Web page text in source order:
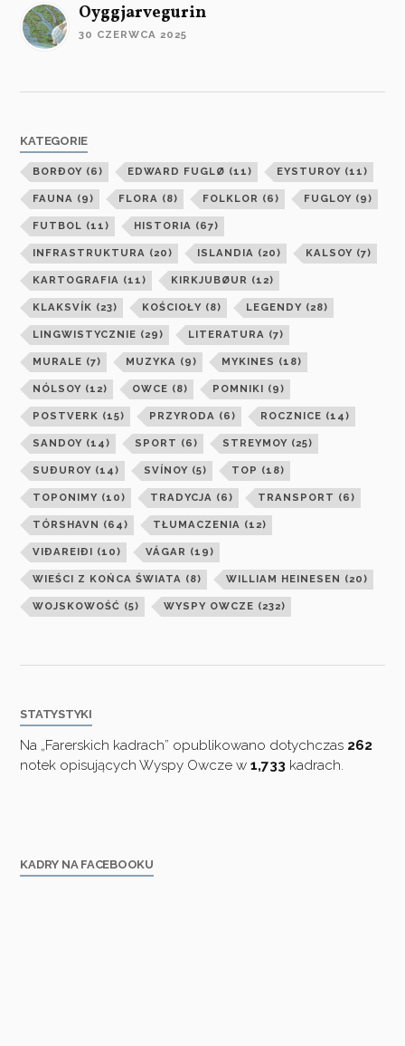
Oyggjarvegurin
30 CZERWCA 2025
KATEGORIE
BORÐOY (6) EDWARD FUGLØ (11) EYSTUROY (11)
FAUNA (9) FLORA (8) FOLKLOR (6) FUGLOY (9)
FUTBOL (11) HISTORIA (67)
INFRASTRUKTURA (20) ISLANDIA (20) KALSOY (7)
KARTOGRAFIA (11) KIRKJUBØUR (12)
KLAKSVÍK (23) KOŚCIOŁY (8) LEGENDY (28)
LINGWISTYCZNIE (29) LITERATURA (7)
MURALE (7) MUZYKA (9) MYKINES (18)
NÓLSOY (12) OWCE (8) POMNIKI (9)
POSTVERK (15) PRZYRODA (6) ROCZNICE (14)
SANDOY (14) SPORT (6) STREYMOY (25)
SUÐUROY (14) SVÍNOY (5) TOP (18)
TOPONIMY (10) TRADYCJA (6) TRANSPORT (6)
TÓRSHAVN (64) TŁUMACZENIA (12)
VIÐAREIÐI (10) VÁGAR (19)
WIEŚCI Z KOŃCA ŚWIATA (8) WILLIAM HEINESEN (20)
WOJSKOWOŚĆ (5) WYSPY OWCZE (232)
STATYSTYKI
Na „Farerskich kadrach” opublikowano dotychczas 262
notek opisujących Wyspy Owcze w1,733 kadrach.
KADRY NA FACEBOOKU